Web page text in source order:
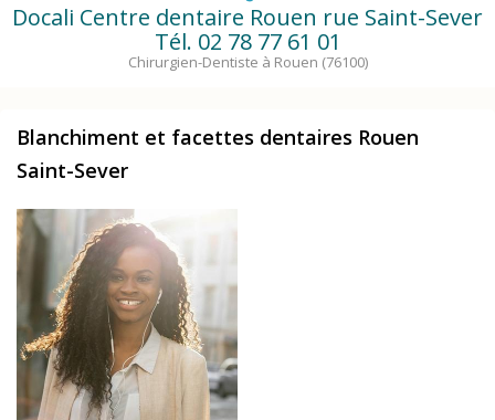
Docali Centre dentaire Rouen rue Saint-Sever
Tél. 02 78 77 61 01
Chirurgien-Dentiste à Rouen (76100)
Blanchiment et facettes dentaires Rouen
Saint-Sever